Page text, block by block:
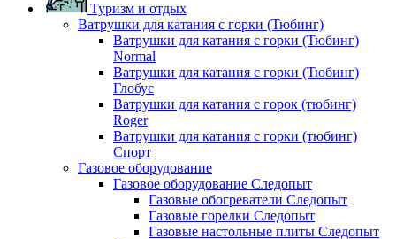
Туризм и отдых
Ватрушки для катания с горки (Тюбинг)
Ватрушки для катания с горки (Тюбинг)
Normal
Ватрушки для катания с горки (Тюбинг)
Глобус
Ватрушки для катания с горок (тюбинг)
Roger
Ватрушки для катания с горки (тюбинг)
Спорт
Газовое оборудование
Газовое оборудование Следопыт
Газовые обогреватели Следопыт
Газовые горелки Следопыт
Газовые настольные плиты Следопыт